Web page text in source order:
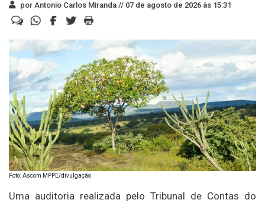
por Antonio Carlos Miranda // 07 de agosto de 2026 às 15:31
Foto: Ascom MPPE/divulgação
Uma auditoria realizada pelo Tribunal de Contas do